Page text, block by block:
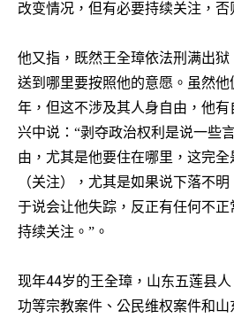
改变情况，但有必要持续关注，否
他又指，既然王全璋依法刑满出狱
送到哪里要按照他的意愿。虽然他
年，但这不涉及其人身自由，他有
兴中说： “剥夺政治权利是说一些
由，尤其是他要住在哪里，这完
（关注），尤其是如果说下落不
于说会让他失踪，反正有任何不
持续关注。 ”。
现年44岁的王全璋，山东五莲县
功等宗教案件、公民维权案件和